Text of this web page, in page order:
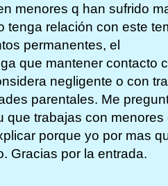
menores q han sufrido
tenga relación con este
permanentes, el
que mantener contacto
negligente o con
parentales. Me
que trabajas con
porque yo por mas
Gracias por la entrada.